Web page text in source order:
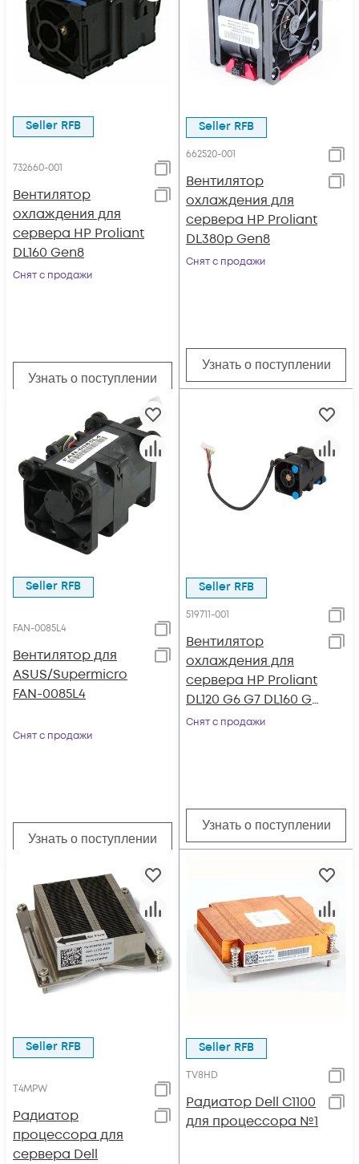
Seller RFB
732660-001
Вентилятор
охлаждения для
сервера HP Proliant
DL160 Gen8
Снят с продажи
Узнать о поступлении
Seller RFB
662520-001
Вентилятор
охлаждения для
сервера HP Proliant
DL380p Gen8
Снят с продажи
Узнать о поступлении
Seller RFB
FAN-0085L4
Вентилятор для
ASUS/Supermicro
FAN-0085L4
Снят с продажи
Узнать о поступлении
Seller RFB
519711-001
Вентилятор
охлаждения для
сервера HP Proliant
DL120 G6 G7 DL160 G6
DL320 G6 DL165 G7
Снят с продажи
Узнать о поступлении
Seller RFB
T4MPW
Радиатор
процессора для
сервера Dell
Seller RFB
TV8HD
Радиатор Dell C1100
для процессора №1